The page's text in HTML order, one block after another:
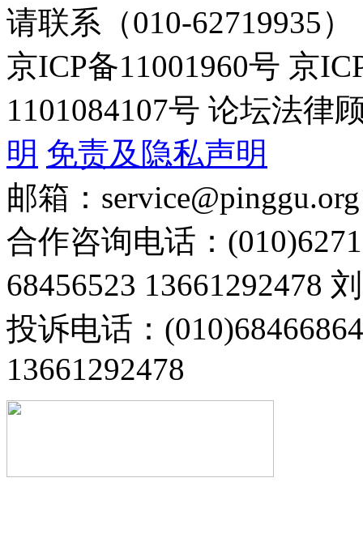
请联系（010-62719935）
京ICP备11001960号 京
1101084107号 论坛法律
明 免责及隐私声明
邮箱：service@pinggu.org
合作咨询电话：
68456523 13661292478
投诉电话：
13661292478